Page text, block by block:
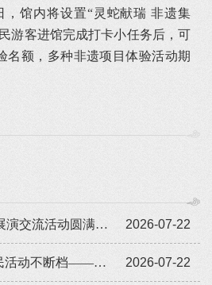
，馆内将设置“灵蛇献瑞 非遗集
游客进馆完成打卡小任务后，可
名额，多种非遗项目体验活动期
2026-07-22
“鲁疆同心 共赏非遗”展演交流活动圆满闭幕
2026-07-22
延时开放不打烊，惠民活动不断档——广东省非遗馆暑期人气旺